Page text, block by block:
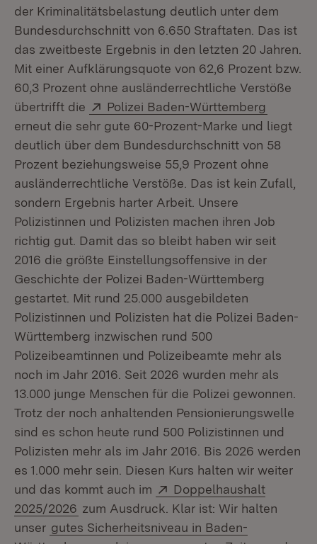
der Kriminalitätsbelastung deutlich unter dem
Bundesdurchschnitt von 6.650 Straftaten. Das ist
das zweitbeste Ergebnis in den letzten 20 Jahren.
Mit einer Aufklärungsquote von 62,6 Prozent bzw.
60,3 Prozent ohne ausländerrechtliche Verstöße
übertrifft die
Extern:
Polizei Baden-Württemberg
erneut die sehr gute 60-Prozent-Marke und liegt
deutlich über dem Bundesdurchschnitt von 58
Prozent beziehungsweise 55,9 Prozent ohne
ausländerrechtliche Verstöße. Das ist kein Zufall,
sondern Ergebnis harter Arbeit. Unsere
Polizistinnen und Polizisten machen ihren Job
richtig gut. Damit das so bleibt haben wir seit
2016 die größte Einstellungsoffensive in der
Geschichte der Polizei Baden-Württemberg
gestartet. Mit rund 25.000 ausgebildeten
Polizistinnen und Polizisten hat die Polizei Baden-
Württemberg inzwischen rund 500
Polizeibeamtinnen und Polizeibeamte mehr als
noch im Jahr 2016. Seit 2026 wurden mehr als
13.000 junge Menschen für die Polizei gewonnen.
Trotz der noch anhaltenden Pensionierungswelle
sind es schon heute rund 500 Polizistinnen und
Polizisten mehr als im Jahr 2016. Bis 2026 werden
es 1.000 mehr sein. Diesen Kurs halten wir weiter
und das kommt auch im
Extern:
Doppelhaushalt
2025/2026 (Öffnet in neuem Fenster)
zum Ausdruck. Klar ist: Wir halten
unser gutes Sicherheitsniveau in Baden-